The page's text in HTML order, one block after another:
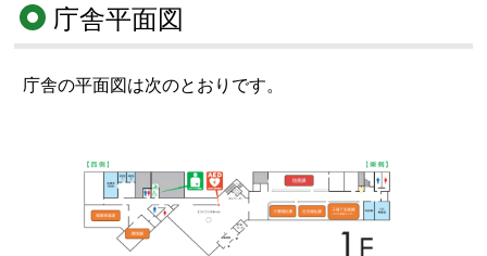
庁舎平面図
庁舎の平面図は次のとおりです。